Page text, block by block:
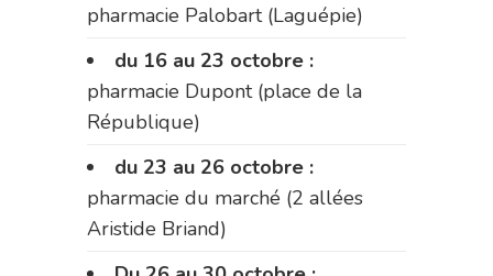
pharmacie Palobart (Laguépie)
du 16 au 23 octobre :
pharmacie Dupont (place de la
République)
du 23 au 26 octobre :
pharmacie du marché (2 allées
Aristide Briand)